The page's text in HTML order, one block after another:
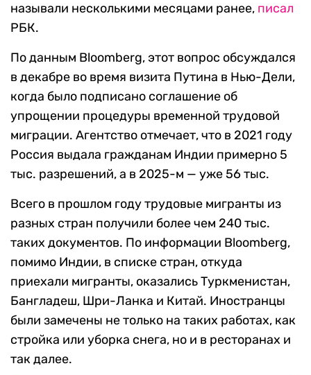
называли несколькими месяцами ранее, писал
РБК.
По данным Bloomberg, этот вопрос обсуждался
в декабре во время визита Путина в Нью-Дели,
когда было подписано соглашение об
упрощении процедуры временной трудовой
миграции. Агентство отмечает, что в 2021 году
Россия выдала гражданам Индии примерно 5
тыс. разрешений, а в 2025-м — уже 56 тыс.
Всего в прошлом году трудовые мигранты из
разных стран получили более чем 240 тыс.
таких документов. По информации Bloomberg,
помимо Индии, в списке стран, откуда
приехали мигранты, оказались Туркменистан,
Бангладеш, Шри-Ланка и Китай. Иностранцы
были замечены не только на таких работах, как
стройка или уборка снега, но и в ресторанах и
так далее.